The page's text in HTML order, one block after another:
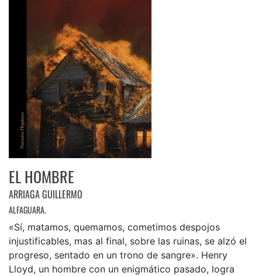
EL HOMBRE
ARRIAGA GUILLERMO
ALFAGUARA.
«Sí, matamos, quemamos, cometimos despojos
injustificables, mas al final, sobre las ruinas, se alzó el
progreso, sentado en un trono de sangre». Henry
Lloyd, un hombre con un enigmático pasado, logra